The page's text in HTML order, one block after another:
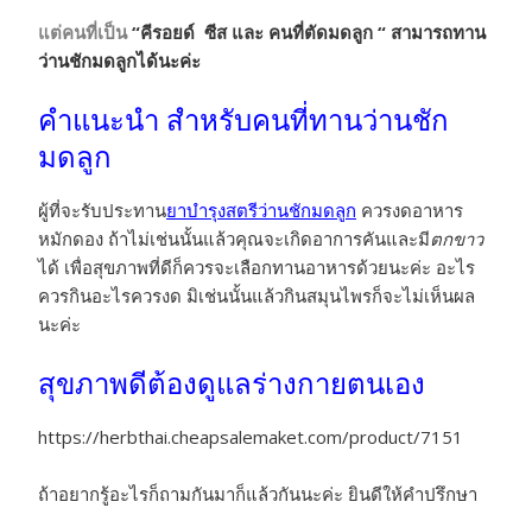
แต่คนที่เป็น“คีรอยด์ ซีส และ คนที่ตัดมดลูก “ สามารถทาน
ว่านชักมดลูกได้นะค่ะ
คำแนะนำ สำหรับคนที่ทานว่านชัก
มดลูก
ผู้ที่จะรับประทานยาบำรุงสตรีว่านชักมดลูก ควรงดอาหาร
หมักดอง ถ้าไม่เช่นนั้นแล้วคุณจะเกิดอาการคันและมีตกขาว
ได้ เพื่อสุขภาพที่ดีก็ควรจะเลือกทานอาหารด้วยนะค่ะ อะไร
ควรกินอะไรควรงด มิเช่นนั้นแล้วกินสมุนไพรก็จะไม่เห็นผล
นะค่ะ
สุขภาพดีต้องดูแลร่างกายตนเอง
https://herbthai.cheapsalemaket.com/product/7151
ถ้าอยากรู้อะไรก็ถามกันมาก็แล้วกันนะค่ะ ยินดีให้คำปรึกษา